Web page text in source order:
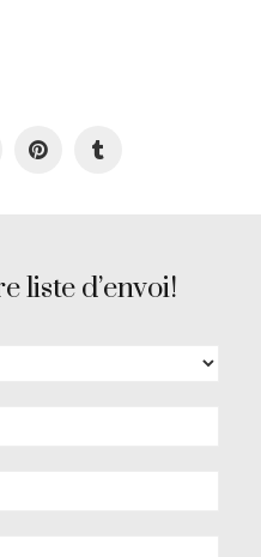
liste d’envoi!